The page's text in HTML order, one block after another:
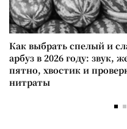
Как выбрать спелый и
арбуз в 2026 году: звук,
пятно, хвостик и
нитраты